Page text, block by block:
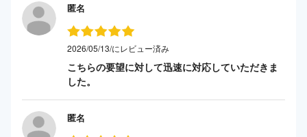
匿名
2026/05/13/にレビュー済み
こちらの要望に対して迅速に対応していただきま
した。
匿名